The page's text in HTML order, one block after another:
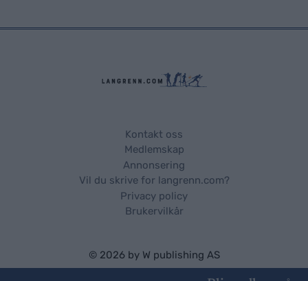
Kontakt oss
Medlemskap
Annonsering
Vil du skrive for langrenn.com?
Privacy policy
Brukervilkår
© 2026 by W publishing AS